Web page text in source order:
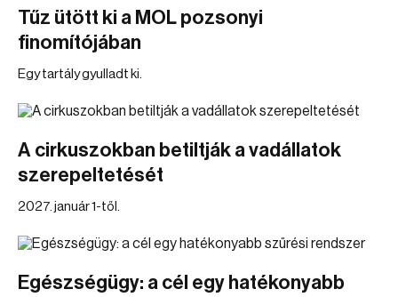
Tűz ütött ki a MOL pozsonyi
finomítójában
Egy tartály gyulladt ki.
A cirkuszokban betiltják a vadállatok
szerepeltetését
2027. január 1-től.
Egészségügy: a cél egy hatékonyabb